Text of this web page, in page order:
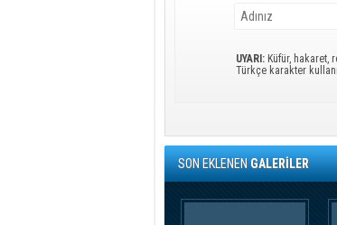
UYARI: Küfür, hakaret,
Türkçe karakter
SON EKLENENGALERİLER